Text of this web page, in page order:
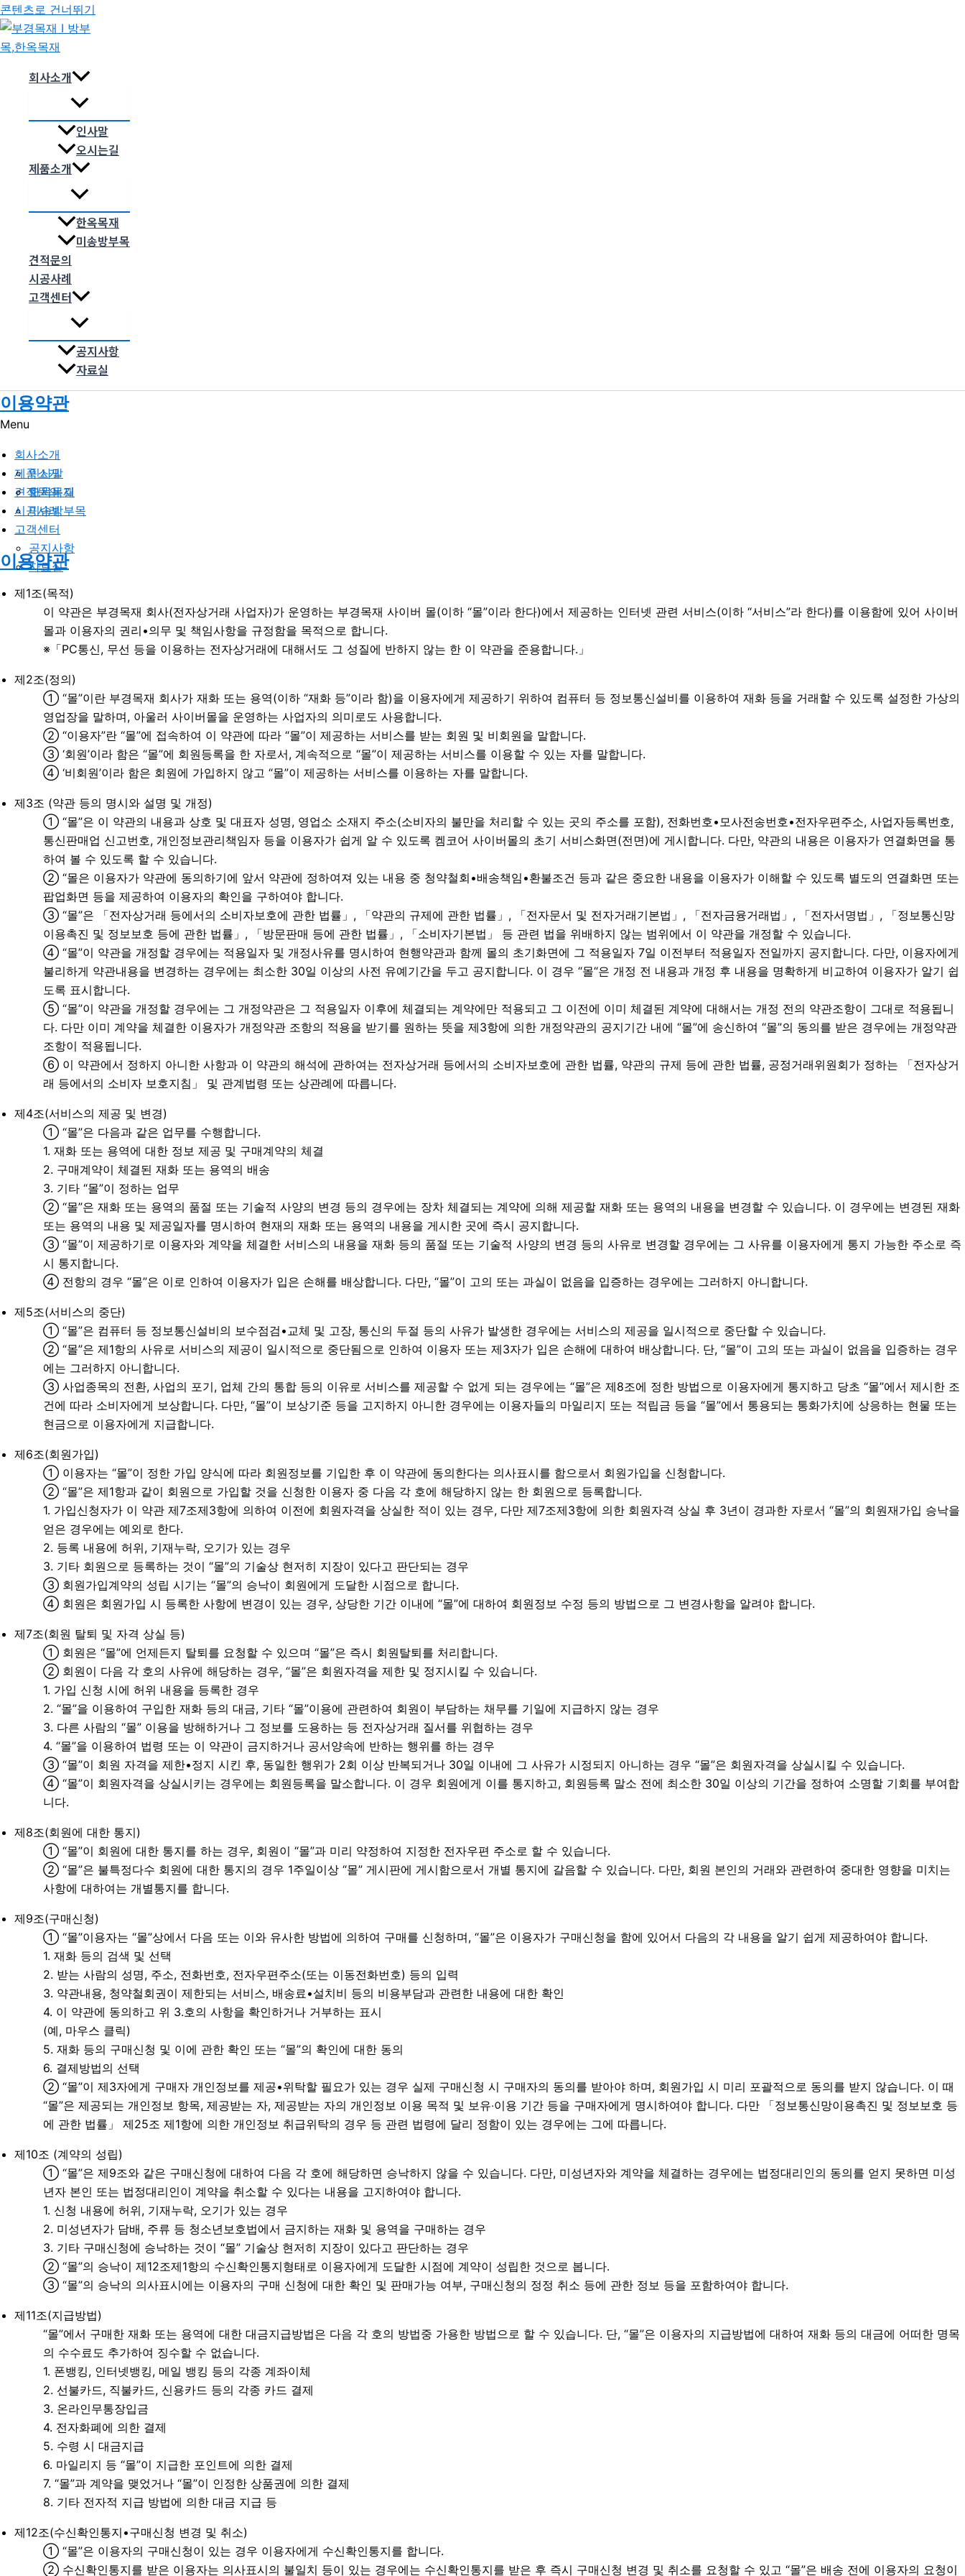
콘텐츠로 건너뛰기
회사소개
인사말
오시는길
제품소개
한옥목재
미송방부목
견적문의
시공사례
고객센터
공지사항
자료실
이용약관
Menu
회사소개
인사말
오시는길
제품소개
한옥목재
미송방부목
견적문의
시공사례
고객센터
공지사항
자료실
이용약관
제1조(목적)
이 약관은 부경목재 회사(전자상거래 사업자)가 운영하는 부경목재 사이버 몰(이하 “몰”이라 한다)에서 제공하는 인터넷 관련 서비스(이하 “서비스”라 한다)를 이용함에 있어 사이버
몰과 이용자의 권리•의무 및 책임사항을 규정함을 목적으로 합니다.
※「PC통신, 무선 등을 이용하는 전자상거래에 대해서도 그 성질에 반하지 않는 한 이 약관을 준용합니다.」
제2조(정의)
① “몰”이란 부경목재 회사가 재화 또는 용역(이하 “재화 등”이라 함)을 이용자에게 제공하기 위하여 컴퓨터 등 정보통신설비를 이용하여 재화 등을 거래할 수 있도록 설정한 가상의
영업장을 말하며, 아울러 사이버몰을 운영하는 사업자의 의미로도 사용합니다.
② “이용자”란 “몰”에 접속하여 이 약관에 따라 “몰”이 제공하는 서비스를 받는 회원 및 비회원을 말합니다.
③ ‘회원’이라 함은 “몰”에 회원등록을 한 자로서, 계속적으로 “몰”이 제공하는 서비스를 이용할 수 있는 자를 말합니다.
④ ‘비회원’이라 함은 회원에 가입하지 않고 “몰”이 제공하는 서비스를 이용하는 자를 말합니다.
제3조 (약관 등의 명시와 설명 및 개정)
① “몰”은 이 약관의 내용과 상호 및 대표자 성명, 영업소 소재지 주소(소비자의 불만을 처리할 수 있는 곳의 주소를 포함), 전화번호•모사전송번호•전자우편주소, 사업자등록번호,
통신판매업 신고번호, 개인정보관리책임자 등을 이용자가 쉽게 알 수 있도록 켐코어 사이버몰의 초기 서비스화면(전면)에 게시합니다. 다만, 약관의 내용은 이용자가 연결화면을 통
하여 볼 수 있도록 할 수 있습니다.
② “몰은 이용자가 약관에 동의하기에 앞서 약관에 정하여져 있는 내용 중 청약철회•배송책임•환불조건 등과 같은 중요한 내용을 이용자가 이해할 수 있도록 별도의 연결화면 또는
팝업화면 등을 제공하여 이용자의 확인을 구하여야 합니다.
③ “몰”은 「전자상거래 등에서의 소비자보호에 관한 법률」, 「약관의 규제에 관한 법률」, 「전자문서 및 전자거래기본법」, 「전자금융거래법」, 「전자서명법」, 「정보통신망
이용촉진 및 정보보호 등에 관한 법률」, 「방문판매 등에 관한 법률」, 「소비자기본법」 등 관련 법을 위배하지 않는 범위에서 이 약관을 개정할 수 있습니다.
④ “몰”이 약관을 개정할 경우에는 적용일자 및 개정사유를 명시하여 현행약관과 함께 몰의 초기화면에 그 적용일자 7일 이전부터 적용일자 전일까지 공지합니다. 다만, 이용자에게
불리하게 약관내용을 변경하는 경우에는 최소한 30일 이상의 사전 유예기간을 두고 공지합니다. 이 경우 “몰“은 개정 전 내용과 개정 후 내용을 명확하게 비교하여 이용자가 알기 쉽
도록 표시합니다.
⑤ “몰”이 약관을 개정할 경우에는 그 개정약관은 그 적용일자 이후에 체결되는 계약에만 적용되고 그 이전에 이미 체결된 계약에 대해서는 개정 전의 약관조항이 그대로 적용됩니
다. 다만 이미 계약을 체결한 이용자가 개정약관 조항의 적용을 받기를 원하는 뜻을 제3항에 의한 개정약관의 공지기간 내에 “몰”에 송신하여 “몰”의 동의를 받은 경우에는 개정약관
조항이 적용됩니다.
⑥ 이 약관에서 정하지 아니한 사항과 이 약관의 해석에 관하여는 전자상거래 등에서의 소비자보호에 관한 법률, 약관의 규제 등에 관한 법률, 공정거래위원회가 정하는 「전자상거
래 등에서의 소비자 보호지침」 및 관계법령 또는 상관례에 따릅니다.
제4조(서비스의 제공 및 변경)
① “몰”은 다음과 같은 업무를 수행합니다.
1. 재화 또는 용역에 대한 정보 제공 및 구매계약의 체결
2. 구매계약이 체결된 재화 또는 용역의 배송
3. 기타 “몰”이 정하는 업무
② “몰”은 재화 또는 용역의 품절 또는 기술적 사양의 변경 등의 경우에는 장차 체결되는 계약에 의해 제공할 재화 또는 용역의 내용을 변경할 수 있습니다. 이 경우에는 변경된 재화
또는 용역의 내용 및 제공일자를 명시하여 현재의 재화 또는 용역의 내용을 게시한 곳에 즉시 공지합니다.
③ “몰”이 제공하기로 이용자와 계약을 체결한 서비스의 내용을 재화 등의 품절 또는 기술적 사양의 변경 등의 사유로 변경할 경우에는 그 사유를 이용자에게 통지 가능한 주소로 즉
시 통지합니다.
④ 전항의 경우 “몰”은 이로 인하여 이용자가 입은 손해를 배상합니다. 다만, “몰”이 고의 또는 과실이 없음을 입증하는 경우에는 그러하지 아니합니다.
제5조(서비스의 중단)
① “몰”은 컴퓨터 등 정보통신설비의 보수점검•교체 및 고장, 통신의 두절 등의 사유가 발생한 경우에는 서비스의 제공을 일시적으로 중단할 수 있습니다.
② “몰”은 제1항의 사유로 서비스의 제공이 일시적으로 중단됨으로 인하여 이용자 또는 제3자가 입은 손해에 대하여 배상합니다. 단, “몰”이 고의 또는 과실이 없음을 입증하는 경우
에는 그러하지 아니합니다.
③ 사업종목의 전환, 사업의 포기, 업체 간의 통합 등의 이유로 서비스를 제공할 수 없게 되는 경우에는 “몰”은 제8조에 정한 방법으로 이용자에게 통지하고 당초 “몰”에서 제시한 조
건에 따라 소비자에게 보상합니다. 다만, “몰”이 보상기준 등을 고지하지 아니한 경우에는 이용자들의 마일리지 또는 적립금 등을 “몰”에서 통용되는 통화가치에 상응하는 현물 또는
현금으로 이용자에게 지급합니다.
제6조(회원가입)
① 이용자는 “몰”이 정한 가입 양식에 따라 회원정보를 기입한 후 이 약관에 동의한다는 의사표시를 함으로서 회원가입을 신청합니다.
② “몰”은 제1항과 같이 회원으로 가입할 것을 신청한 이용자 중 다음 각 호에 해당하지 않는 한 회원으로 등록합니다.
1. 가입신청자가 이 약관 제7조제3항에 의하여 이전에 회원자격을 상실한 적이 있는 경우, 다만 제7조제3항에 의한 회원자격 상실 후 3년이 경과한 자로서 “몰”의 회원재가입 승낙을
얻은 경우에는 예외로 한다.
2. 등록 내용에 허위, 기재누락, 오기가 있는 경우
3. 기타 회원으로 등록하는 것이 “몰”의 기술상 현저히 지장이 있다고 판단되는 경우
③ 회원가입계약의 성립 시기는 “몰”의 승낙이 회원에게 도달한 시점으로 합니다.
④ 회원은 회원가입 시 등록한 사항에 변경이 있는 경우, 상당한 기간 이내에 “몰”에 대하여 회원정보 수정 등의 방법으로 그 변경사항을 알려야 합니다.
제7조(회원 탈퇴 및 자격 상실 등)
① 회원은 “몰”에 언제든지 탈퇴를 요청할 수 있으며 “몰”은 즉시 회원탈퇴를 처리합니다.
② 회원이 다음 각 호의 사유에 해당하는 경우, “몰”은 회원자격을 제한 및 정지시킬 수 있습니다.
1. 가입 신청 시에 허위 내용을 등록한 경우
2. “몰”을 이용하여 구입한 재화 등의 대금, 기타 “몰”이용에 관련하여 회원이 부담하는 채무를 기일에 지급하지 않는 경우
3. 다른 사람의 “몰” 이용을 방해하거나 그 정보를 도용하는 등 전자상거래 질서를 위협하는 경우
4. “몰”을 이용하여 법령 또는 이 약관이 금지하거나 공서양속에 반하는 행위를 하는 경우
③ “몰”이 회원 자격을 제한•정지 시킨 후, 동일한 행위가 2회 이상 반복되거나 30일 이내에 그 사유가 시정되지 아니하는 경우 “몰”은 회원자격을 상실시킬 수 있습니다.
④ “몰”이 회원자격을 상실시키는 경우에는 회원등록을 말소합니다. 이 경우 회원에게 이를 통지하고, 회원등록 말소 전에 최소한 30일 이상의 기간을 정하여 소명할 기회를 부여합
니다.
제8조(회원에 대한 통지)
① “몰”이 회원에 대한 통지를 하는 경우, 회원이 “몰”과 미리 약정하여 지정한 전자우편 주소로 할 수 있습니다.
② “몰”은 불특정다수 회원에 대한 통지의 경우 1주일이상 “몰” 게시판에 게시함으로서 개별 통지에 갈음할 수 있습니다. 다만, 회원 본인의 거래와 관련하여 중대한 영향을 미치는
사항에 대하여는 개별통지를 합니다.
제9조(구매신청)
① “몰”이용자는 “몰”상에서 다음 또는 이와 유사한 방법에 의하여 구매를 신청하며, “몰”은 이용자가 구매신청을 함에 있어서 다음의 각 내용을 알기 쉽게 제공하여야 합니다.
1. 재화 등의 검색 및 선택
2. 받는 사람의 성명, 주소, 전화번호, 전자우편주소(또는 이동전화번호) 등의 입력
3. 약관내용, 청약철회권이 제한되는 서비스, 배송료•설치비 등의 비용부담과 관련한 내용에 대한 확인
4. 이 약관에 동의하고 위 3.호의 사항을 확인하거나 거부하는 표시
(예, 마우스 클릭)
5. 재화 등의 구매신청 및 이에 관한 확인 또는 “몰”의 확인에 대한 동의
6. 결제방법의 선택
② “몰”이 제3자에게 구매자 개인정보를 제공•위탁할 필요가 있는 경우 실제 구매신청 시 구매자의 동의를 받아야 하며, 회원가입 시 미리 포괄적으로 동의를 받지 않습니다. 이 때
“몰”은 제공되는 개인정보 항목, 제공받는 자, 제공받는 자의 개인정보 이용 목적 및 보유‧이용 기간 등을 구매자에게 명시하여야 합니다. 다만 「정보통신망이용촉진 및 정보보호 등
에 관한 법률」 제25조 제1항에 의한 개인정보 취급위탁의 경우 등 관련 법령에 달리 정함이 있는 경우에는 그에 따릅니다.
제10조 (계약의 성립)
① “몰”은 제9조와 같은 구매신청에 대하여 다음 각 호에 해당하면 승낙하지 않을 수 있습니다. 다만, 미성년자와 계약을 체결하는 경우에는 법정대리인의 동의를 얻지 못하면 미성
년자 본인 또는 법정대리인이 계약을 취소할 수 있다는 내용을 고지하여야 합니다.
1. 신청 내용에 허위, 기재누락, 오기가 있는 경우
2. 미성년자가 담배, 주류 등 청소년보호법에서 금지하는 재화 및 용역을 구매하는 경우
3. 기타 구매신청에 승낙하는 것이 “몰” 기술상 현저히 지장이 있다고 판단하는 경우
② “몰”의 승낙이 제12조제1항의 수신확인통지형태로 이용자에게 도달한 시점에 계약이 성립한 것으로 봅니다.
③ “몰”의 승낙의 의사표시에는 이용자의 구매 신청에 대한 확인 및 판매가능 여부, 구매신청의 정정 취소 등에 관한 정보 등을 포함하여야 합니다.
제11조(지급방법)
“몰”에서 구매한 재화 또는 용역에 대한 대금지급방법은 다음 각 호의 방법중 가용한 방법으로 할 수 있습니다. 단, “몰”은 이용자의 지급방법에 대하여 재화 등의 대금에 어떠한 명목
의 수수료도 추가하여 징수할 수 없습니다.
1. 폰뱅킹, 인터넷뱅킹, 메일 뱅킹 등의 각종 계좌이체
2. 선불카드, 직불카드, 신용카드 등의 각종 카드 결제
3. 온라인무통장입금
4. 전자화폐에 의한 결제
5. 수령 시 대금지급
6. 마일리지 등 “몰”이 지급한 포인트에 의한 결제
7. “몰”과 계약을 맺었거나 “몰”이 인정한 상품권에 의한 결제
8. 기타 전자적 지급 방법에 의한 대금 지급 등
제12조(수신확인통지•구매신청 변경 및 취소)
① “몰”은 이용자의 구매신청이 있는 경우 이용자에게 수신확인통지를 합니다.
② 수신확인통지를 받은 이용자는 의사표시의 불일치 등이 있는 경우에는 수신확인통지를 받은 후 즉시 구매신청 변경 및 취소를 요청할 수 있고 “몰”은 배송 전에 이용자의 요청이